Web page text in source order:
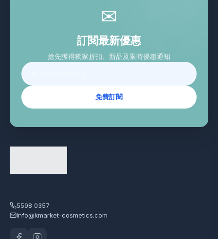
✉
訂閱最新優惠
搶先獲得獨家折扣、新品及限時優惠通知
免費訂閱
5598 0357
info@kmarket-cosmetics.com